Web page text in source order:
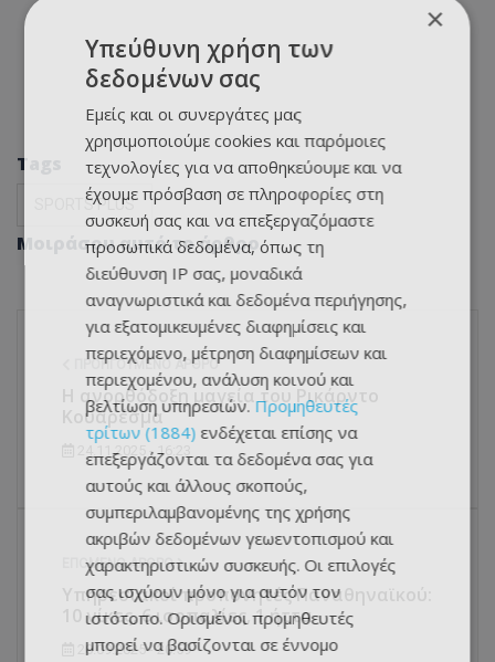
Tags
SPORTS PLUS
Μοιράσου αυτό το άρθρο
ΠΡΟΗΓΟΎΜΕΝΟ ΆΡΘΡΟ
Η ανορθόδοξη μαγεία του Ρικάρντο
Κουαρέσμα
24.11.2025 - 16:23
ΕΠΌΜΕΝΟ ΆΡΘΡΟ
Υπηρεσιακοί προπονητές Παναθηναϊκού:
10 νίκες, 6 ισοπαλίες, 1 ήττα
20.09.2025 - 20:59
×
Υπεύθυνη χρήση των
δεδομένων σας
Εμείς και οι συνεργάτες μας
χρησιμοποιούμε cookies και παρόμοιες
τεχνολογίες για να αποθηκεύουμε και να
έχουμε πρόσβαση σε πληροφορίες στη
συσκευή σας και να επεξεργαζόμαστε
προσωπικά δεδομένα, όπως τη
διεύθυνση IP σας, μοναδικά
αναγνωριστικά και δεδομένα περιήγησης,
για εξατομικευμένες διαφημίσεις και
περιεχόμενο, μέτρηση διαφημίσεων και
περιεχομένου, ανάλυση κοινού και
βελτίωση υπηρεσιών. Προμηθευτές
τρίτων (1884) ενδέχεται επίσης να
επεξεργάζονται τα δεδομένα σας για
αυτούς και άλλους σκοπούς,
συμπεριλαμβανομένης της χρήσης
ακριβών δεδομένων γεωεντοπισμού και
χαρακτηριστικών συσκευής. Οι επιλογές
σας ισχύουν μόνο για αυτόν τον
ιστότοπο. Ορισμένοι προμηθευτές
μπορεί να βασίζονται σε έννομο